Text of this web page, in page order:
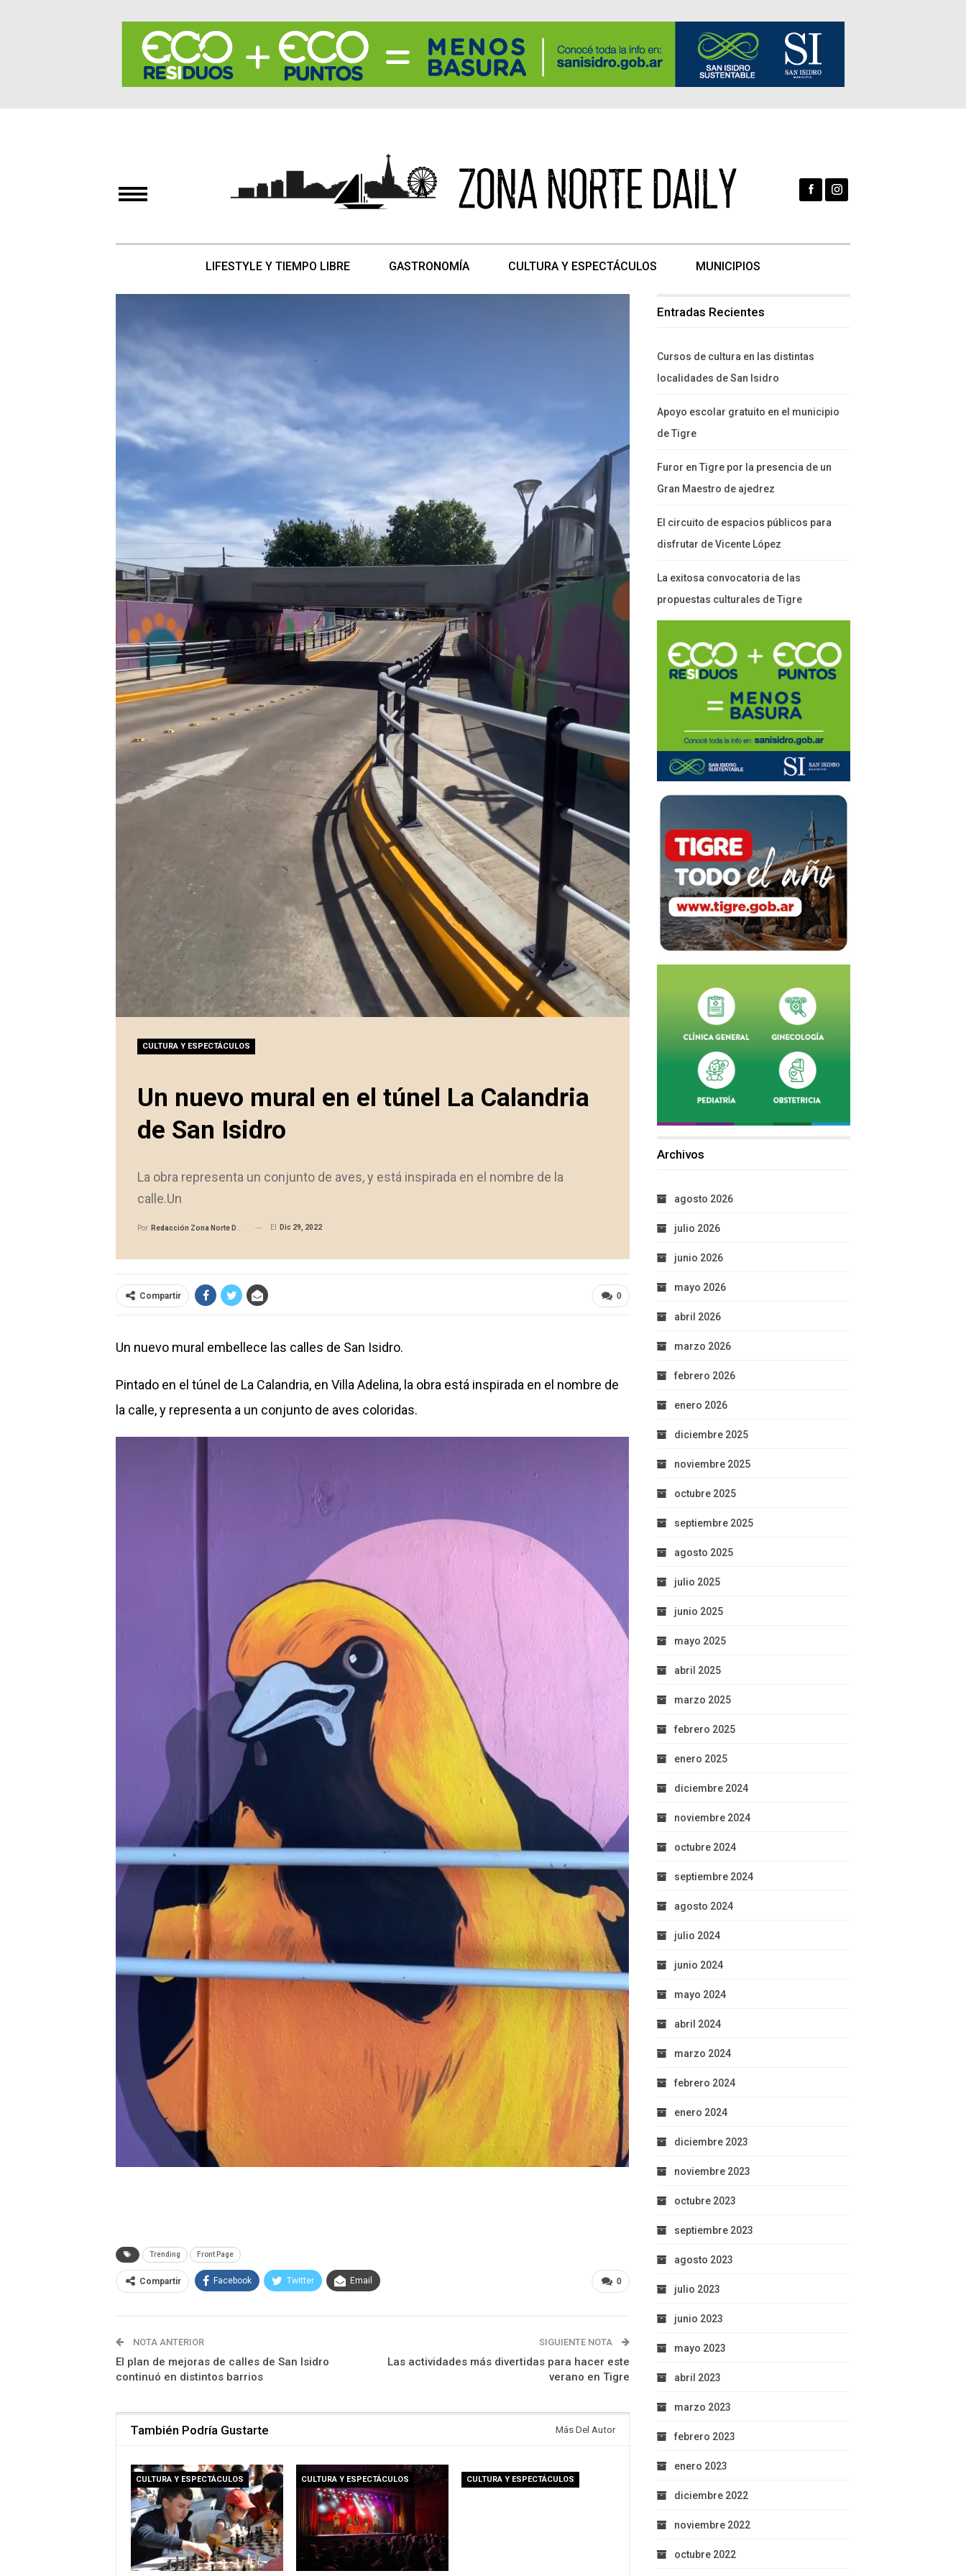
LIFESTYLE Y TIEMPO LIBRE GASTRONOMÍA CULTURA Y ESPECTÁCULOS MUNICIPIOS
CULTURA Y ESPECTÁCULOS
Un nuevo mural en el túnel La Calandria
de San Isidro
La obra representa un conjunto de aves, y está inspirada en el nombre de la
calle.Un
Por Redacción Zona Norte Daily El Dic 29, 2022
0
Compartir
Un nuevo mural embellece las calles de San Isidro.
Pintado en el túnel de La Calandria, en Villa Adelina, la obra está inspirada en el nombre de
la calle, y representa a un conjunto de aves coloridas.
Trending Front Page
0
Compartir Facebook Twitter Email
NOTA ANTERIOR
El plan de mejoras de calles de San Isidro
continuó en distintos barrios
SIGUIENTE NOTA
Las actividades más divertidas para hacer este
verano en Tigre
También Podría Gustarte Más Del Autor
CULTURA Y ESPECTÁCULOS CULTURA Y ESPECTÁCULOS CULTURA Y ESPECTÁCULOS
Entradas Recientes
Cursos de cultura en las distintas
localidades de San Isidro
Apoyo escolar gratuito en el municipio
de Tigre
Furor en Tigre por la presencia de un
Gran Maestro de ajedrez
El circuito de espacios públicos para
disfrutar de Vicente López
La exitosa convocatoria de las
propuestas culturales de Tigre
Archivos
agosto 2026
julio 2026
junio 2026
mayo 2026
abril 2026
marzo 2026
febrero 2026
enero 2026
diciembre 2025
noviembre 2025
octubre 2025
septiembre 2025
agosto 2025
julio 2025
junio 2025
mayo 2025
abril 2025
marzo 2025
febrero 2025
enero 2025
diciembre 2024
noviembre 2024
octubre 2024
septiembre 2024
agosto 2024
julio 2024
junio 2024
mayo 2024
abril 2024
marzo 2024
febrero 2024
enero 2024
diciembre 2023
noviembre 2023
octubre 2023
septiembre 2023
agosto 2023
julio 2023
junio 2023
mayo 2023
abril 2023
marzo 2023
febrero 2023
enero 2023
diciembre 2022
noviembre 2022
octubre 2022